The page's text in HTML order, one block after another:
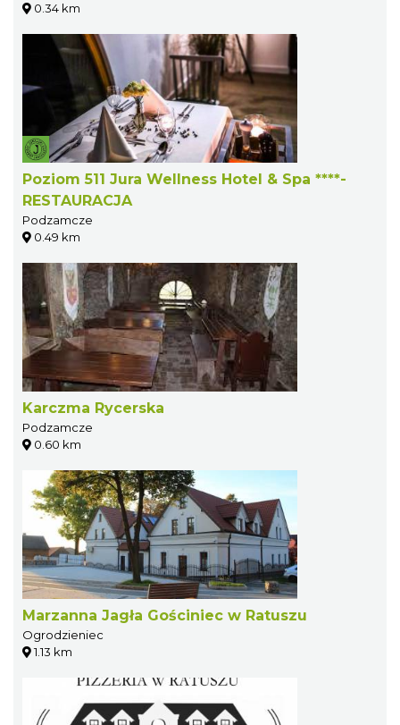
0.34 km
Poziom 511 Jura Wellness Hotel & Spa ****-
RESTAURACJA
Podzamcze
0.49 km
Karczma Rycerska
Podzamcze
0.60 km
Marzanna Jagła Gościniec w Ratuszu
Ogrodzieniec
1.13 km